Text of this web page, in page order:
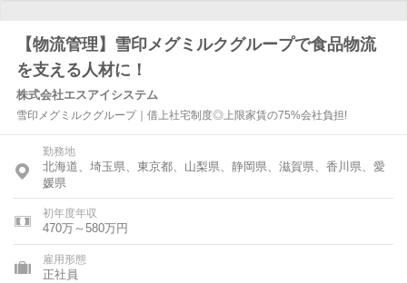
【物流管理】雪印メグミルクグループで食品物流
を支える人材に！
株式会社エスアイシステム
雪印メグミルクグループ｜借上社宅制度◎上限家賃の75%会社負担!
勤務地
北海道、埼玉県、東京都、山梨県、静岡県、滋賀県、香川県、愛
媛県
初年度年収
470万～580万円
雇用形態
正社員